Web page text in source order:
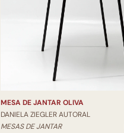
MESA DE JANTAR OLIVA
DANIELA ZIEGLER AUTORAL
MESAS DE JANTAR